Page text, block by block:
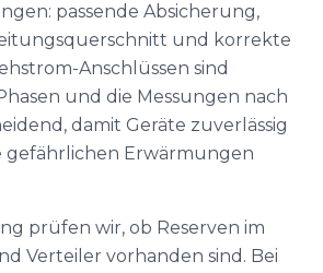
passende Absicherung,
und korrekte
Anschlüssen sind
und die Messungen nach
damit Geräte zuverlässig
gefährlichen Erwärmungen
prüfen wir, ob Reserven im
Verteiler vorhanden sind. Bei